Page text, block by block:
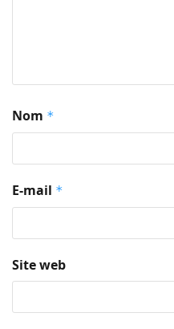
Nom *
E-mail *
Site web